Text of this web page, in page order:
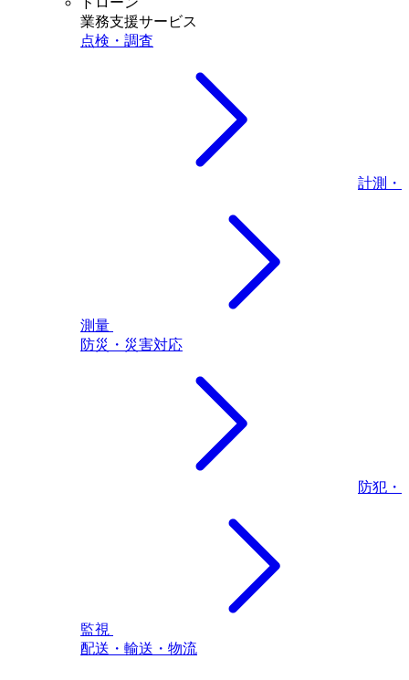
業務支援サービス
点検・調査
計測・
測量
防災・災害対応
防犯・
監視
配送・輸送・物流